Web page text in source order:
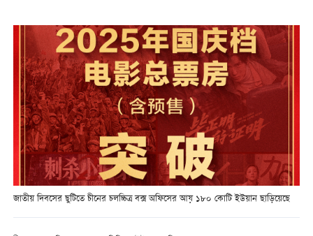
জাতীয় দিবসের ছুটিতে চীনের চলচ্চিত্র বক্স অফিসের আয় ১৮০ কোটি ইউয়ান ছাড়িয়েছে